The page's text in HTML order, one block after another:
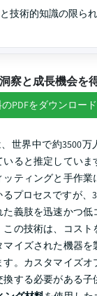
技術的知識の限ら
察と成長機会を
PDFをダウンロード
世界中で約3500万
ると推定していま
ティングと手作業
プロセスですが、
義肢を迅速かつ低
の技術は、コスト
イズされた機器を
。カスタマイズオ
する必要がある子